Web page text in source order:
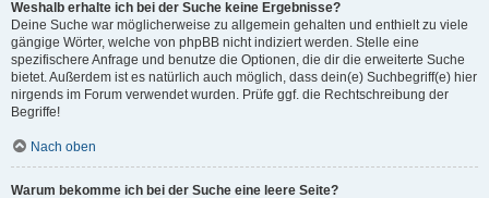
Weshalb erhalte ich bei der Suche keine Ergebnisse?
Deine Suche war möglicherweise zu allgemein gehalten und enthielt zu viele
gängige Wörter, welche von phpBB nicht indiziert werden. Stelle eine
spezifischere Anfrage und benutze die Optionen, die dir die erweiterte Suche
bietet. Außerdem ist es natürlich auch möglich, dass dein(e) Suchbegriff(e) hier
nirgends im Forum verwendet wurden. Prüfe ggf. die Rechtschreibung der
Begriffe!
Nach oben
Warum bekomme ich bei der Suche eine leere Seite?